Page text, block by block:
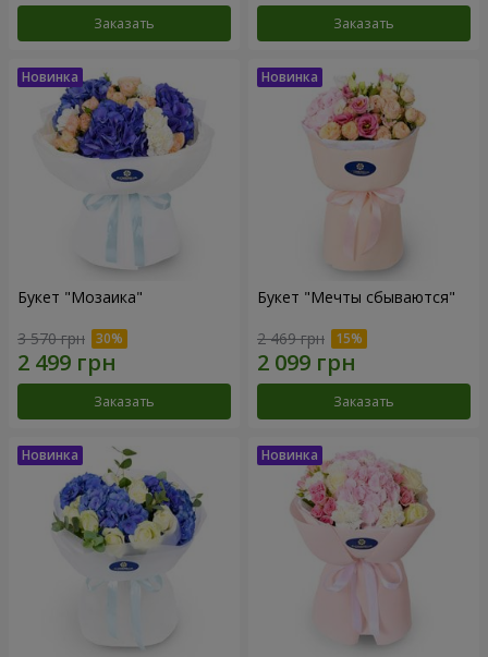
Заказать Заказать
Букет "Мозаика"
3 570 грн
Заказать
Букет "Мечты сбываются"
2 469 грн
Заказать